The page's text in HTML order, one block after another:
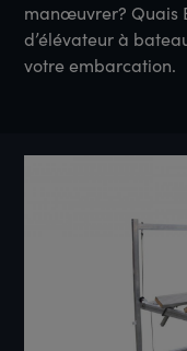
manœuvrer? Quais
d’élévateur à
votre embarcation.